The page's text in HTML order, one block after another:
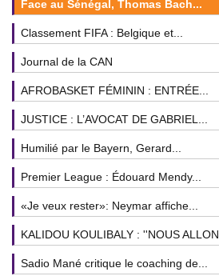
Face au Sénégal, Thomas Bach...
Classement FIFA : Belgique et...
Journal de la CAN
AFROBASKET FÉMININ : ENTRÉE...
JUSTICE : L’AVOCAT DE GABRIEL...
Humilié par le Bayern, Gerard...
Premier League : Édouard Mendy...
«Je veux rester»: Neymar affiche...
KALIDOU KOULIBALY : ''NOUS
Sadio Mané critique le coaching de...